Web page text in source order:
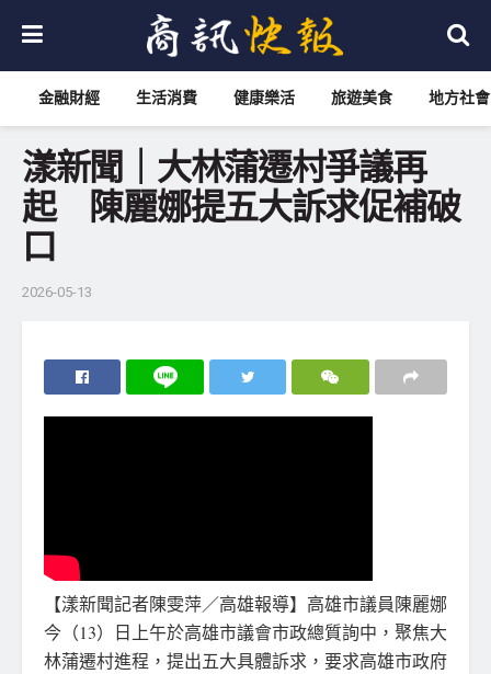
金融財經 生活消費 健康樂活 旅遊美食 地方社會
漾新聞｜大林蒲遷村爭議再
起 陳麗娜提五大訴求促補破
口
2026-05-13
【漾新聞記者陳雯萍／高雄報導】高雄市議員陳麗娜
今（13）日上午於高雄市議會市政總質詢中，聚焦大
林蒲遷村進程，提出五大具體訴求，要求高雄市政府